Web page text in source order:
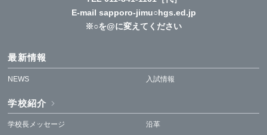
E-mail sapporo-jimu○hgs.ed.jp
※○を@に変えてください
最新情報
NEWS 入試情報
学校紹介
学校長メッセージ
沿革